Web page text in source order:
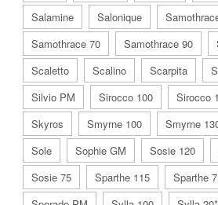
Salamine
Salonique
Samothrace 70
Samothrace 90
Scaletto
Scalino Scarpita
Silvio PM
Sirocco 100 Sirocco
Skyros
Smyrne 100 Smyrne
Sole
Sophie GM Sosie 120
Sosie 75
Sparthe 115 Sparthe